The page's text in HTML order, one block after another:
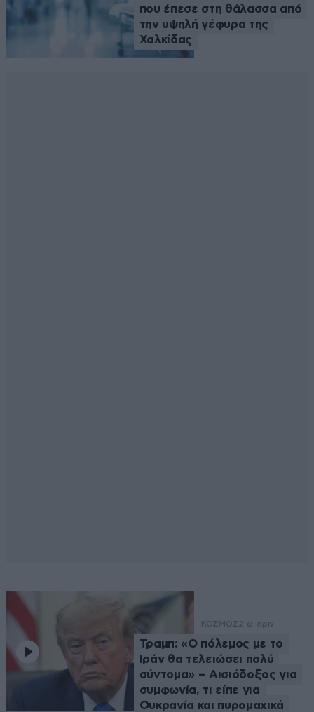
που έπεσε στη θάλασσα από
την υψηλή γέφυρα της
Χαλκίδας
ΚΟΣΜΟΣ2 ω. πριν
Τραμπ: «Ο πόλεμος με το
Ιράν θα τελειώσει πολύ
σύντομα» – Αισιόδοξος για
συμφωνία, τι είπε για
Ουκρανία και πυρομαχικά